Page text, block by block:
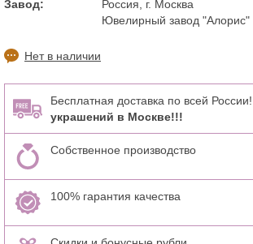
Завод:
Россия, г. Москва
Ювелирный завод "Алорис"
Нет в наличии
Бесплатная доставка по всей
украшений в Москве!!!
Собственное производство
100% гарантия качества